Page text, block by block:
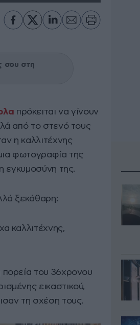
σου στη
πρόκειται να γίνουν
από το στενό τους
η καλλιτέχνης
φωτογραφία της
εγκυμοσύνη της.
ξεκάθαρη:
καλλιτέχνης,
του 36χρονου
εικαστικού,
τη σχέση τους.